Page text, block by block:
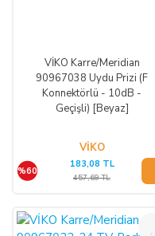
VİKO Karre/Meridian
90967038 Uydu Prizi (F
Konnektörlü - 10dB -
Geçişli) [Beyaz]
VİKO
%60
183,08 TL
457,69 TL
%60